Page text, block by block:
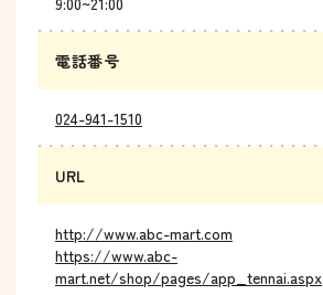
電話番号
024-941-1510
URL
http://www.abc-mart.com
https://www.abc-
mart.net/shop/pages/app_tennai.aspx